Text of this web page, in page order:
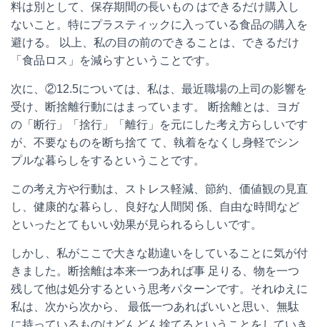
料は別として、保存期間の長いもの はできるだけ購入し
ないこと。特にプラスティックに入っている食品の購入を
避ける。 以上、私の目の前のできることは、できるだけ
「食品ロス」を減らすということです。
次に、②12.5については、私は、最近職場の上司の影響を
受け、断捨離行動にはまっています。 断捨離とは、ヨガ
の「断行」「捨行」「離行」を元にした考え方らしいです
が、不要なものを断ち捨て て、執着をなくし身軽でシン
プルな暮らしをするということです。
この考え方や行動は、ストレス軽減、節約、価値観の見直
し、健康的な暮らし、良好な人間関 係、自由な時間など
といったとてもいい効果が見られるらしいです。
しかし、私がここで大きな勘違いをしていることに気が付
きました。断捨離は本来一つあれば事 足りる、物を一つ
残して他は処分するという思考パターンです。それゆえに
私は、次から次から、 最低一つあればいいと思い、無駄
に持っているものはどんどん捨てるということをしていき